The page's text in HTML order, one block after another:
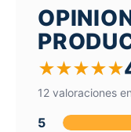
★★★★★
12 valoraciones
5